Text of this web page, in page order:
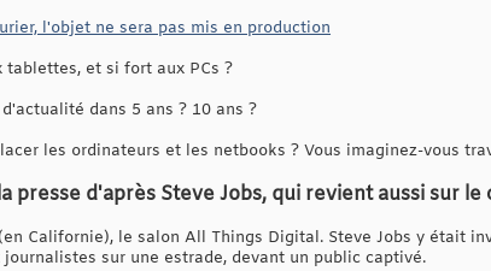
l'objet ne sera pas mis en production
et si fort aux PCs ?
dans 5 ans ? 10 ans ?
les ordinateurs et les netbooks ? Vous imaginez-vous
presse d'après Steve Jobs, qui revient aussi sur
Californie), le salon All Things Digital. Steve Jobs y était
sur une estrade, devant un public captivé.